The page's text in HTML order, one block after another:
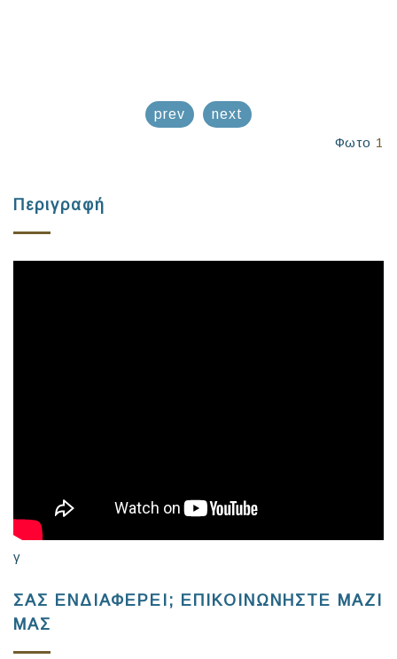
prev
next
Φωτο 1
Περιγραφή
γ
ΣΑΣ ΕΝΔΙΑΦΕΡΕΙ; ΕΠΙΚΟΙΝΩΝΗΣΤΕ ΜΑΖΙ
ΜΑΣ